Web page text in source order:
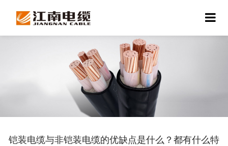
铠装电缆与非铠装电缆的优缺点是什么？都有什么特